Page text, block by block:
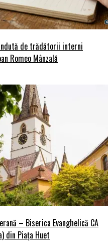
de trădătorii interni
Romeo Mânzală
– Biserica Evanghelică CA
din Piaţa Huet